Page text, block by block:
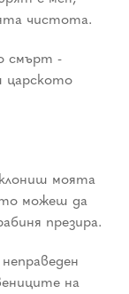
чистота.
смърт -
царското
моята
можеш да
презира.
на